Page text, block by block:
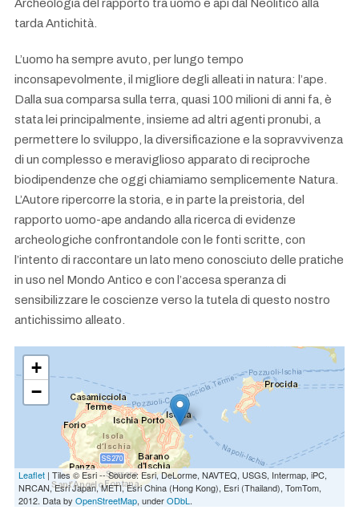
Archeologia del rapporto tra uomo e api dal Neolitico alla
tarda Antichità.
L’uomo ha sempre avuto, per lungo tempo
inconsapevolmente, il migliore degli alleati in natura: l’ape.
Dalla sua comparsa sulla terra, quasi 100 milioni di anni fa, è
stata lei principalmente, insieme ad altri agenti pronubi, a
permettere lo sviluppo, la diversificazione e la sopravvivenza
di un complesso e meraviglioso apparato di reciproche
biodipendenze che oggi chiamiamo semplicemente Natura.
L’Autore ripercorre la storia, e in parte la preistoria, del
rapporto uomo-ape andando alla ricerca di evidenze
archeologiche confrontandole con le fonti scritte, con
l’intento di raccontare un lato meno conosciuto delle pratiche
in uso nel Mondo Antico e con l’accesa speranza di
sensibilizzare le coscienze verso la tutela di questo nostro
antichissimo alleato.
+
−
Leaflet | Tiles © Esri -- Source: Esri, DeLorme, NAVTEQ, USGS, Intermap, iPC,
NRCAN, Esri Japan, METI, Esri China (Hong Kong), Esri (Thailand), TomTom,
2012. Data by OpenStreetMap, underODbL .